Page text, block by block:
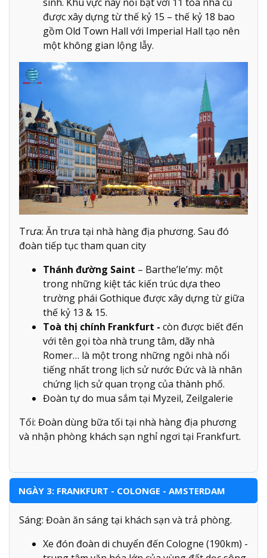
được xây dựng từ thế kỷ 15 – thế kỷ 18 bao
gồm Old Town Hall với Imperial Hall tạo nên
một không gian lộng lẫy.
Trưa: Ăn trưa tại nhà hàng địa phương. Sau đó
đoàn tiếp tục tham quan city
Thánh đường Saint – Barthe’le’my: một
trong những kiệt tác kiến trúc dựa theo
trường phái Gothique được xây dựng từ giữa
thế kỷ 13 & 15.
Toà thị chính Frankfurt - còn được biết đến
với tên gọi tòa nhà trung tâm, dãy nhà
Romer… là một trong những ngôi nhà nổi
tiếng nhất trong lịch sử nước Đức và là nhân
chứng lịch sử quan trọng của thành phố.
Đoàn tự do mua sắm tại Myzeil, Zeilgalerie
Tối: Đoàn dùng bữa tối tại nhà hàng địa phương
và nhận phòng khách sạn nghỉ ngơi tại Frankfurt.
NGÀY 3: FRANKFURT - COLONGE - AMSTERDAM
Sáng: Đoàn ăn sáng tại khách sạn và trả phòng.
Xe đón đoàn di chuyển đến Cologne (190km) -